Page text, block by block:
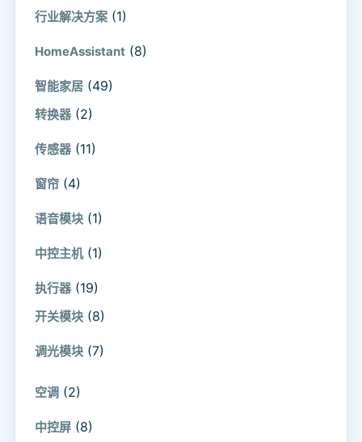
行业解决方案 (1)
HomeAssistant (8)
智能家居 (49)
转换器 (2)
传感器 (11)
窗帘 (4)
语音模块 (1)
中控主机 (1)
执行器 (19)
开关模块 (8)
调光模块 (7)
空调 (2)
中控屏 (8)